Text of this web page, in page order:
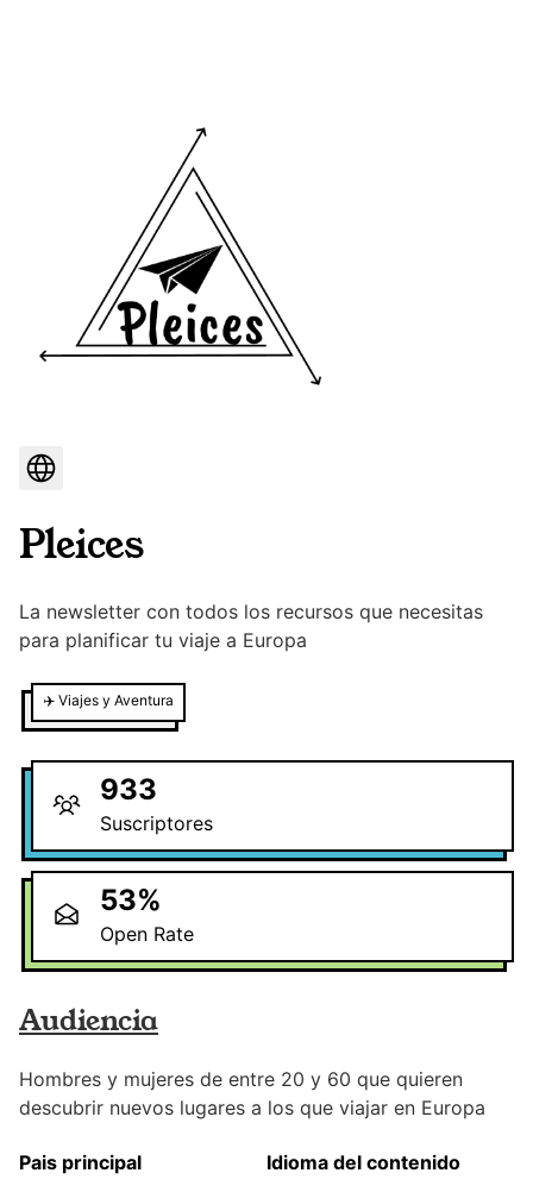
Pleices
La newsletter con todos los recursos que necesitas
para planificar tu viaje a Europa
✈️ Viajes y Aventura
933
Suscriptores
53%
Open Rate
Audiencia
Hombres y mujeres de entre 20 y 60 que quieren
descubrir nuevos lugares a los que viajar en Europa
Pais principal
Idioma del contenido